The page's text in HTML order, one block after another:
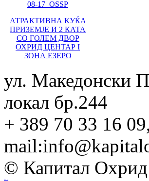
АТРАКТИВНА КУЌА
ПРИЗЕМЈЕ И 2 КАТА
СО ГОЛЕМ ДВОР
ОХРИД ЦЕНТАР I
ЗОНА ЕЗЕРО
ул. Македонски
локал бр.244
+ 389 70 33 16
© Капитал
Ihost.mk